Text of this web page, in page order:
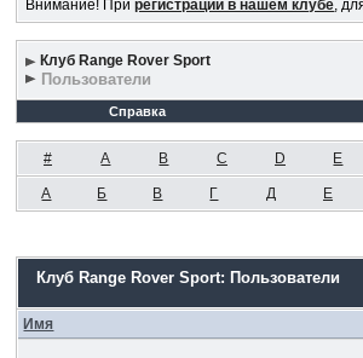
Внимание! Прирегистрации в нашем клубе,
Клуб Range Rover Sport
Пользователи
Справка
# A B C D E
А Б В Г Д Е
Клуб Range Rover Sport: Пользователи
Имя